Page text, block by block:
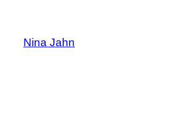
springen
Nina Jahn